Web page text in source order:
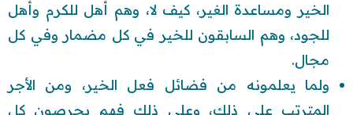
الخير ومساعدة الغير، كيف لا، وهم أهل للكرم وأهل
للجود، وهم السابقون للخير في كل مضمار وفي كل
مجال.
ولما يعلمونه من فضائل فعل الخير، ومن الأجر
المترتب على ذلك، وعلى ذلك فهم يحرصون كل